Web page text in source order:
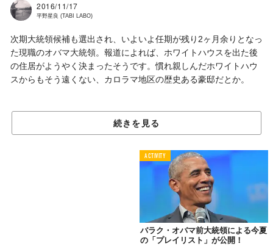
2016/11/17
平野星良 (TABI LABO)
次期大統領候補も選出され、いよいよ任期が残り2ヶ月余りとなっ
た現職のオバマ大統領。報道によれば、ホワイトハウスを出た後
の住居がようやく決まったそうです。慣れ親しんだホワイトハウ
スからもそう遠くない、カロラマ地区の歴史ある豪邸だとか。
娘のためにもう数年、
ワシントンの居住が決定
続きを見る
ACTIVITY
バラク・オバマ前大統領による今夏
の「プレイリスト」が公開！